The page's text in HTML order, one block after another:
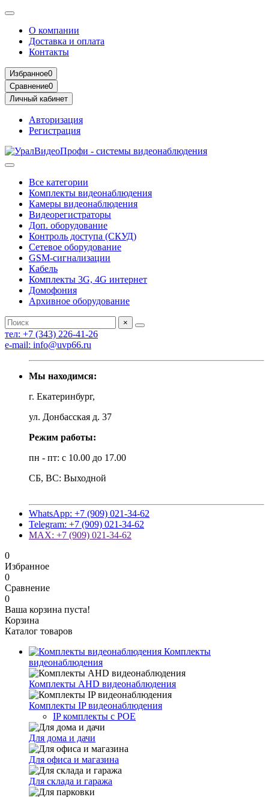
О компании
Доставка и оплата
Контакты
Избранное0
Сравнение0
Личный кабинет
Авторизация
Регистрация
Все категории
Комплекты видеонаблюдения
Камеры видеонаблюдения
Видеорегистраторы
Доп. оборудование
Контроль доступа (СКУД)
Сетевое оборудование
GSM-сигнализации
Кабель
Комплекты 3G, 4G интернет
Домофония
Архивное оборудование
×
тел: +7 (343) 226-41-26
e-mail: info@uvp66.ru
Мы находимся:
г. Екатеринбург,
ул. Донбасская д. 37
Режим работы:
пн - пт: с 10.00 до 17.00
СБ, ВС: Выходной
WhatsApp: +7 (909) 021-34-62
Telegram: +7 (909) 021-34-62
MAX: +7 (909) 021-34-62
0
Избранное
0
Сравнение
0
Ваша корзина пуста!
Корзина
Каталог товаров
Комплекты
видеонаблюдения
Комплекты AHD видеонаблюдения
Комплекты IP видеонаблюдения
IP комплекты с POE
Для дома и дачи
Для офиса и магазина
Для склада и гаража